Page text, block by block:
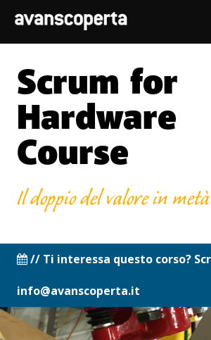
Scrum for
Hardware
Course
Il doppio del valore in
// Ti interessa questo corso?
info@avanscoperta.it